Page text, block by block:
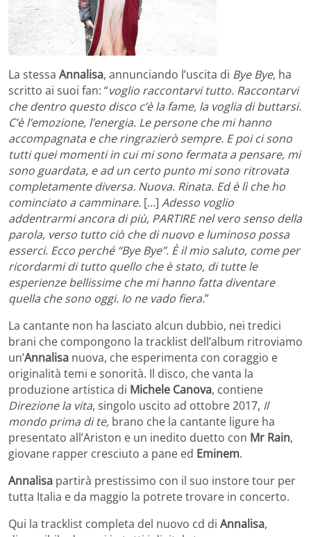
La stessa Annalisa, annunciando l’uscita di Bye Bye, ha
scritto ai suoi fan: “voglio raccontarvi tutto. Raccontarvi
che dentro questo disco c’è la fame, la voglia di buttarsi.
C’è l’emozione, l’energia. Le persone che mi hanno
accompagnata e che ringrazierò sempre. E poi ci sono
tutti quei momenti in cui mi sono fermata a pensare, mi
sono guardata, e ad un certo punto mi sono ritrovata
completamente diversa. Nuova. Rinata. Ed è lì che ho
cominciato a camminare. […] Adesso voglio
addentrarmi ancora di più, PARTIRE nel vero senso della
parola, verso tutto ciò che di nuovo e luminoso possa
esserci. Ecco perché “Bye Bye”. È il mio saluto, come per
ricordarmi di tutto quello che è stato, di tutte le
esperienze bellissime che mi hanno fatta diventare
quella che sono oggi. Io ne vado fiera.”
La cantante non ha lasciato alcun dubbio, nei tredici
brani che compongono la tracklist dell’album ritroviamo
un’Annalisa nuova, che esperimenta con coraggio e
originalità temi e sonorità. Il disco, che vanta la
produzione artistica di Michele Canova, contiene
Direzione la vita, singolo uscito ad ottobre 2017, Il
mondo prima di te, brano che la cantante ligure ha
presentato all’Ariston e un inedito duetto con Mr Rain,
giovane rapper cresciuto a pane ed Eminem.
Annalisa partirà prestissimo con il suo instore tour per
tutta Italia e da maggio la potrete trovare in concerto.
Qui la tracklist completa del nuovo cd di Annalisa,